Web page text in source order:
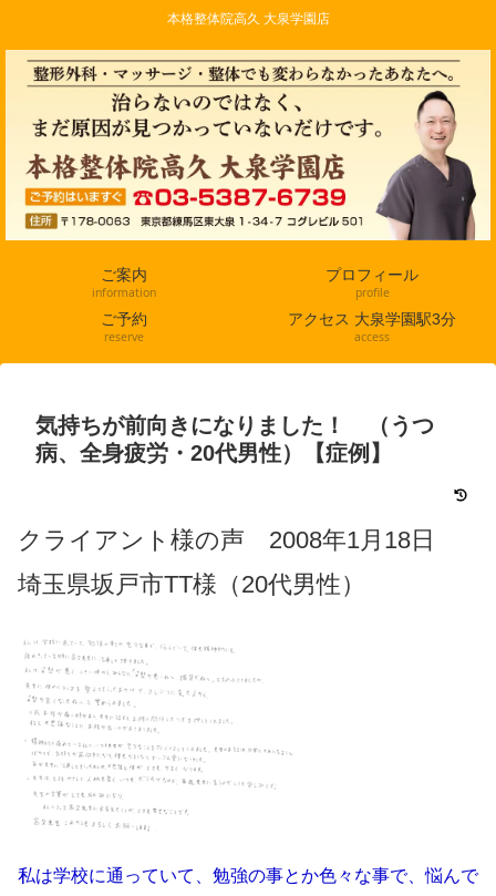
本格整体院高久 大泉学園店
ご案内
information
プロフィール
profile
ご予約
reserve
アクセス 大泉学園駅3分
access
気持ちが前向きになりました！ （うつ
病、全身疲労・20代男性）【症例】
クライアント様の声 2008年1月18日
埼玉県坂戸市TT様（20代男性）
私は学校に通っていて、勉強の事とか色々な事で、悩んで